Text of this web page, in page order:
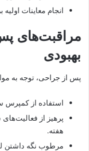
انجام معاینات
مراقبت‌های
بهبودی
پس از جراحی، توجه به
استفاده از کمپرس سرد
هفته.
مرطوب نگه داشتن